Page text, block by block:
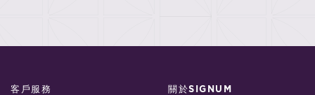
客戶服務 關於SIGNUM